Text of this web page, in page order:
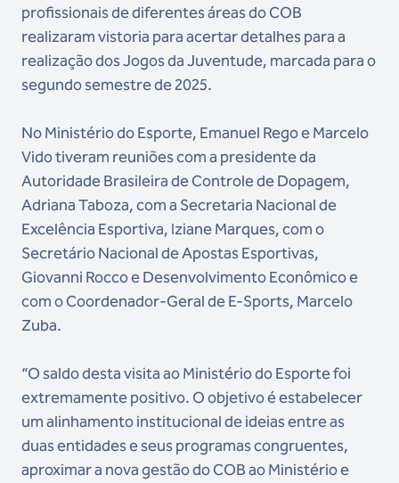
profissionais de diferentes áreas do COB
realizaram vistoria para acertar detalhes para a
realização dos Jogos da Juventude, marcada para o
segundo semestre de 2025.
No Ministério do Esporte, Emanuel Rego e Marcelo
Vido tiveram reuniões com a presidente da
Autoridade Brasileira de Controle de Dopagem,
Adriana Taboza, com a Secretaria Nacional de
Excelência Esportiva, Iziane Marques, com o
Secretário Nacional de Apostas Esportivas,
Giovanni Rocco e Desenvolvimento Econômico e
com o Coordenador-Geral de E-Sports, Marcelo
Zuba.
“O saldo desta visita ao Ministério do Esporte foi
extremamente positivo. O objetivo é estabelecer
um alinhamento institucional de ideias entre as
duas entidades e seus programas congruentes,
aproximar a nova gestão do COB ao Ministério e